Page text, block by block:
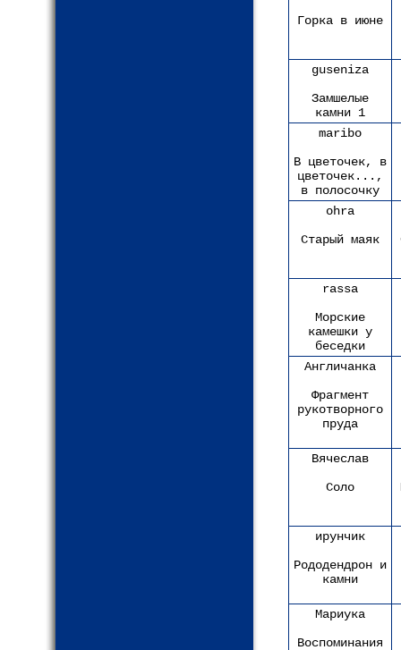
Горка в июне
guseniza
Замшелые
камни 1
maribo
В цветочек, в
цветочек...,
в полосочку
ohra
Старый маяк
rassa
Морские
камешки у
беседки
Англичанка
Фрагмент
рукотворного
пруда
Вячеслав
Соло
ирунчик
Рододендрон и
камни
Мариука
Воспоминания